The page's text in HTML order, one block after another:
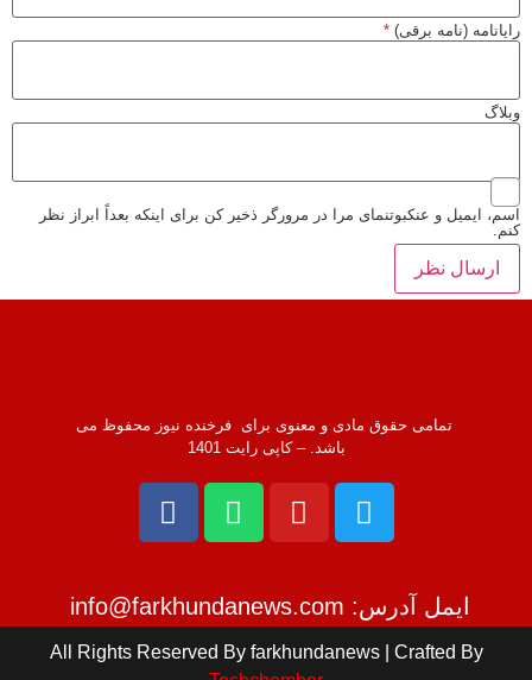
رایانامه (نامه برقی)*
وبلاگ
اسم، ایمیل و عنکبوتنمای مرا در مرورگر ذخیر کن برای اینکه بعداً ابراز نظر
کنم.
تمامی حقوق مادی و معنوی برای فرخنده نیوز محفوظ می
باشد. – کاپی رایت 1401
ایمل آدرس: info@farkhundanews.com
All Rights Reserved By farkhundanews | Crafted By